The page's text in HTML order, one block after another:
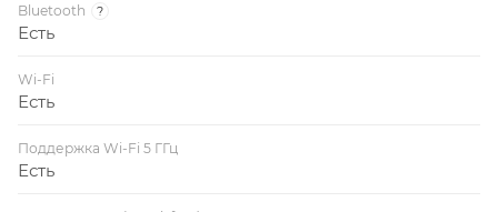
Bluetooth ?
Есть
Wi-Fi
Есть
Поддержка Wi-Fi 5 ГГц
Есть